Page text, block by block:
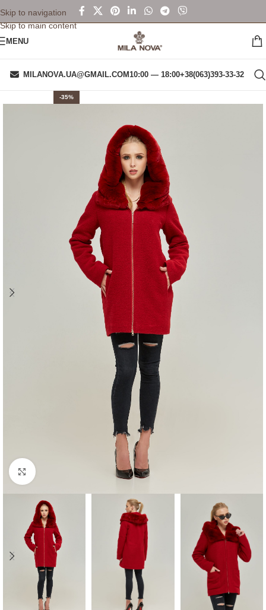
Skip to navigation
Skip to main content
MENU
MILANOVA.UA@GMAIL.COM10:00 — 18:00+38(063)393-33-32
-35%
Click to enlarge